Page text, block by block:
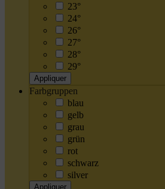
23°
24°
26°
27°
28°
29°
Appliquer
Farbgruppen
blau
gelb
grau
grün
rot
schwarz
silver
Appliquer